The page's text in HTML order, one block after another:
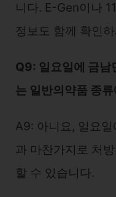
니다. E-Gen이나
정보도 함께 확인
Q9: 일요일에 금남
는 일반의약품 종
A9: 아니요, 일요
과 마찬가지로 처
할 수 있습니다.